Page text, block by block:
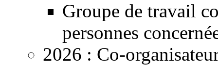
Groupe de travail
personnes
2026 : Co-